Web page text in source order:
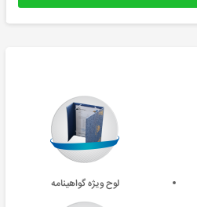
لوح ویژه گواهینامه